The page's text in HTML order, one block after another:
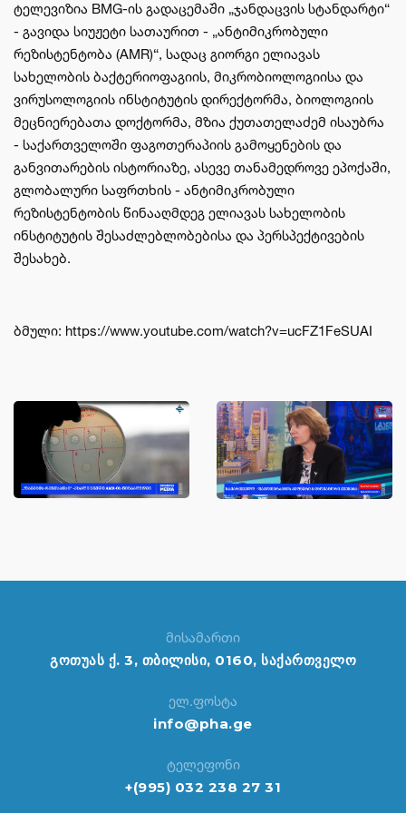
ტელევიზია BMG-ის გადაცემაში „ჯანდაცვის სტანდარტი“
- გავიდა სიუჟეტი სათაურით - „ანტიმიკრობული
რეზისტენტობა (AMR)“, სადაც გიორგი ელიავას
სახელობის ბაქტერიოფაგიის, მიკრობიოლოგიისა და
ვირუსოლოგიის ინსტიტუტის დირექტორმა, ბიოლოგიის
მეცნიერებათა დოქტორმა, მზია ქუთათელაძემ ისაუბრა
- საქართველოში ფაგოთერაპიის გამოყენების და
განვითარების ისტორიაზე, ასევე თანამედროვე ეპოქაში,
გლობალური საფრთხის - ანტიმიკრობული
რეზისტენტობის წინააღმდეგ ელიავას სახელობის
ინსტიტუტის შესაძლებლობებისა და პერსპექტივების
შესახებ.
ბმული: https://www.youtube.com/watch?v=ucFZ1FeSUAI
მისამართი
გოთუას ქ. 3, თბილისი, 0160, საქართველო
ელ.ფოსტა
info@pha.ge
ტელეფონი
+(995) 032 238 27 31